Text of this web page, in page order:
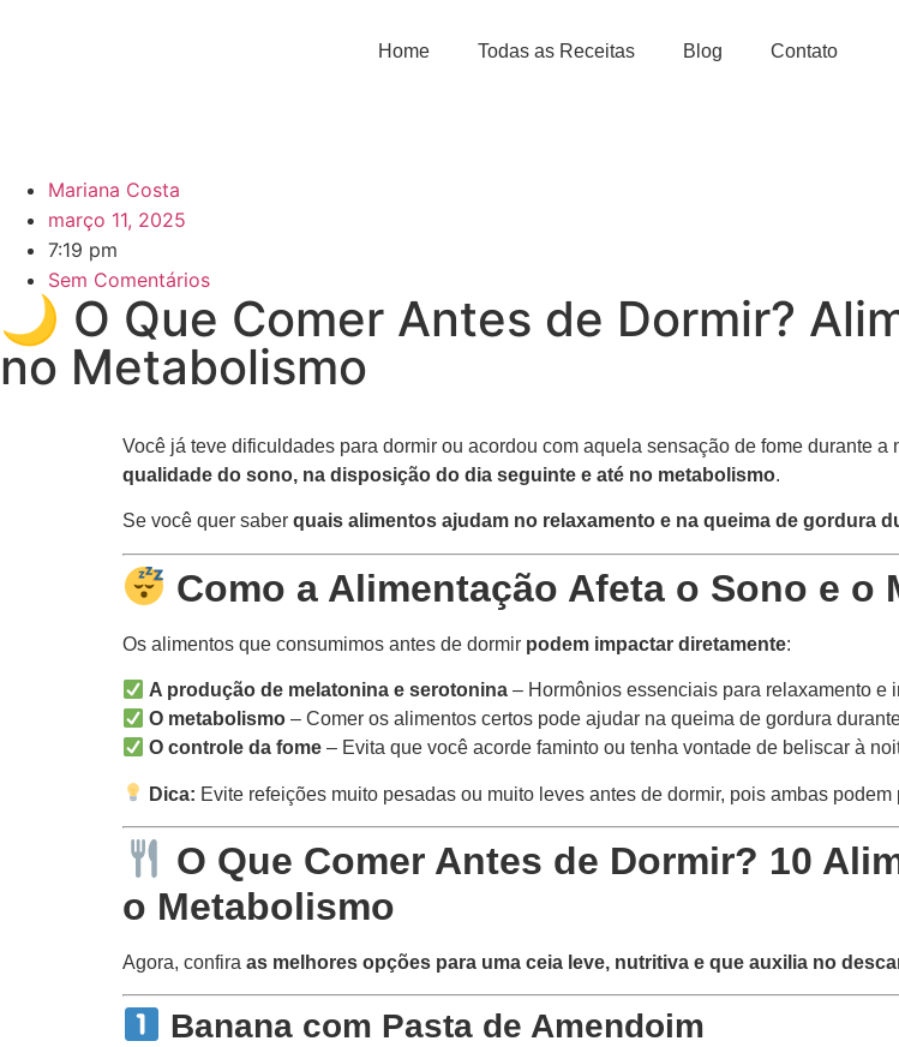
Home Todas as Receitas Blog Contato
Mariana Costa
março 11, 2025
7:19 pm
Sem Comentários
🌙 O Que Comer Antes de Dormir?
no Metabolismo
Você já teve dificuldades para dormir ou acordou com aquela sensação de fome durante a
qualidade do sono, na disposição do dia seguinte e até no metabolismo.
Se você quer saber quais alimentos ajudam no relaxamento e na queima de gordura
Como a Alimentação Afeta o Sono e o
Os alimentos que consumimos antes de dormir podem impactar diretamente:
A produção de melatonina e serotonina – Hormônios essenciais para relaxamento e
O metabolismo – Comer os alimentos certos pode ajudar na queima de gordura
O controle da fome – Evita que você acorde faminto ou tenha vontade de beliscar à
Dica: Evite refeições muito pesadas ou muito leves antes de dormir, pois ambas
O Que Comer Antes de Dormir? 10
o Metabolismo
Agora, confira as melhores opções para uma ceia leve, nutritiva e que auxilia no
Banana com Pasta de Amendoim